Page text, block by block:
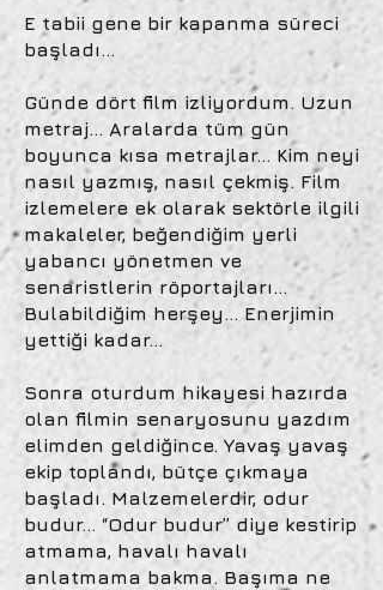
E tabii gene bir kapanma süreci
başladı…
Günde dört film izliyordum. Uzun
metraj… Aralarda tüm gün
boyunca kısa metrajlar… Kim neyi
nasıl yazmış, nasıl çekmiş. Film
izlemelere ek olarak sektörle ilgili
makaleler, beğendiğim yerli
yabancı yönetmen ve
senaristlerin röportajları…
Bulabildiğim herşey… Enerjimin
yettiği kadar…
Sonra oturdum hikayesi hazırda
olan filmin senaryosunu yazdım
elimden geldiğince. Yavaş yavaş
ekip toplandı, bütçe çıkmaya
başladı. Malzemelerdir, odur
budur… “Odur budur” diye kestirip
atmama, havalı havalı
anlatmama bakma. Başıma ne